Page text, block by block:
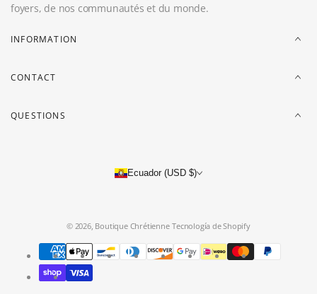
foyers, de nos communautés et du monde.
INFORMATION
CONTACT
QUESTIONS
Ecuador (USD $)
© 2026, Boutique Chrétienne Tecnología de Shopify
Métodos